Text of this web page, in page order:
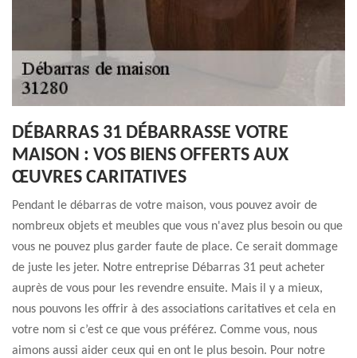
DÉBARRAS 31 DÉBARRASSE VOTRE
MAISON : VOS BIENS OFFERTS AUX
ŒUVRES CARITATIVES
Pendant le débarras de votre maison, vous pouvez avoir de
nombreux objets et meubles que vous n'avez plus besoin ou que
vous ne pouvez plus garder faute de place. Ce serait dommage
de juste les jeter. Notre entreprise Débarras 31 peut acheter
auprès de vous pour les revendre ensuite. Mais il y a mieux,
nous pouvons les offrir à des associations caritatives et cela en
votre nom si c’est ce que vous préférez. Comme vous, nous
aimons aussi aider ceux qui en ont le plus besoin. Pour notre